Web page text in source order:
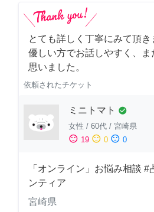
とても詳しく丁寧にみて頂
優しい方でお話しやすく、ま
思いました。
依頼されたチケット
ミニトマト check_circle
女性 / 60代 / 宮崎県
sentiment_satisfied 19 sentiment_neutral 0 sentiment_dissatisfied 0
「オンライン」お悩み相談
ンティア
宮崎県